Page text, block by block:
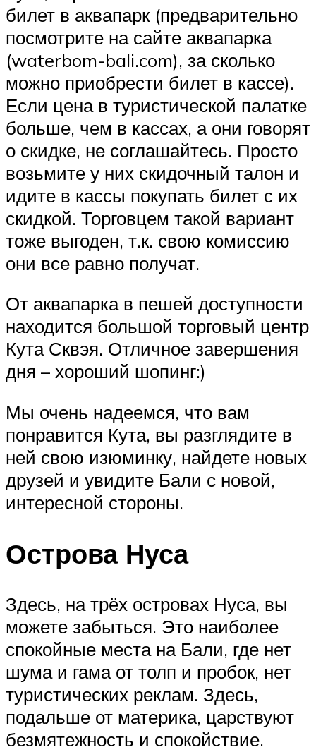
билет в аквапарк (предварительно
посмотрите на сайте аквапарка
(waterbom-bali.com), за сколько
можно приобрести билет в кассе).
Если цена в туристической палатке
больше, чем в кассах, а они говорят
о скидке, не соглашайтесь. Просто
возьмите у них скидочный талон и
идите в кассы покупать билет с их
скидкой. Торговцем такой вариант
тоже выгоден, т.к. свою комиссию
они все равно получат.
От аквапарка в пешей доступности
находится большой торговый центр
Кута Сквэя. Отличное завершения
дня – хороший шопинг:)
Мы очень надеемся, что вам
понравится Кута, вы разглядите в
ней свою изюминку, найдете новых
друзей и увидите Бали с новой,
интересной стороны.
Острова Нуса
Здесь, на трёх островах Нуса, вы
можете забыться. Это наиболее
спокойные места на Бали, где нет
шума и гама от толп и пробок, нет
туристических реклам. Здесь,
подальше от материка, царствуют
безмятежность и спокойствие.